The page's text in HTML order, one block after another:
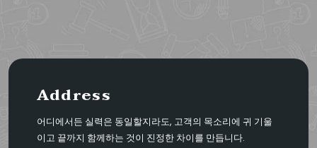
Address
어디에서든 실력은 동일할지라도, 고객의 목소리에 귀 기울
이고 끝까지 함께하는 것이 진정한 차이를 만듭니다.